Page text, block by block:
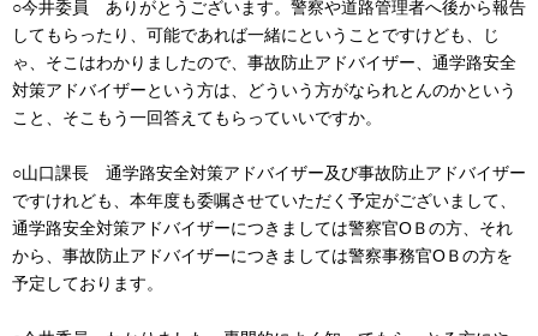
○今井委員 ありがとうございます。警察や道路管理者へ後から報告
してもらったり、可能であれば一緒にということですけども、じ
ゃ、そこはわかりましたので、事故防止アドバイザー、通学路安全
対策アドバイザーという方は、どういう方がなられとんのかという
こと、そこもう一回答えてもらっていいですか。
○山口課長 通学路安全対策アドバイザー及び事故防止アドバイザー
ですけれども、本年度も委嘱させていただく予定がございまして、
通学路安全対策アドバイザーにつきましては警察官ОＢの方、それ
から、事故防止アドバイザーにつきましては警察事務官ОＢの方を
予定しております。